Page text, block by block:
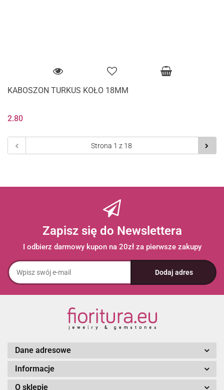
KABOSZON TURKUS KOŁO 18MM
2.80
Zapisz się do Newslettera
I odbierz darmowy kupon na 20zł za pierwsze zakupy
Dane adresowe
Informacje
O sklepie